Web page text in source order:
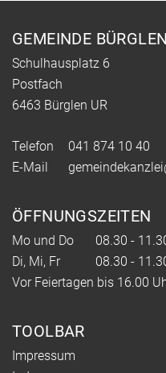
Fusszeile
GEMEINDE
Schulhausplatz 6
Postfach
6463 Bürglen UR
Telefon
041 874 10 40
E-Mail
ÖFFNUNGSZEITEN
Mo und Do
08.30 -
Di, Mi, Fr
08.30 -
Vor Feiertagen bis 16.00
TOOLBAR
Impressum